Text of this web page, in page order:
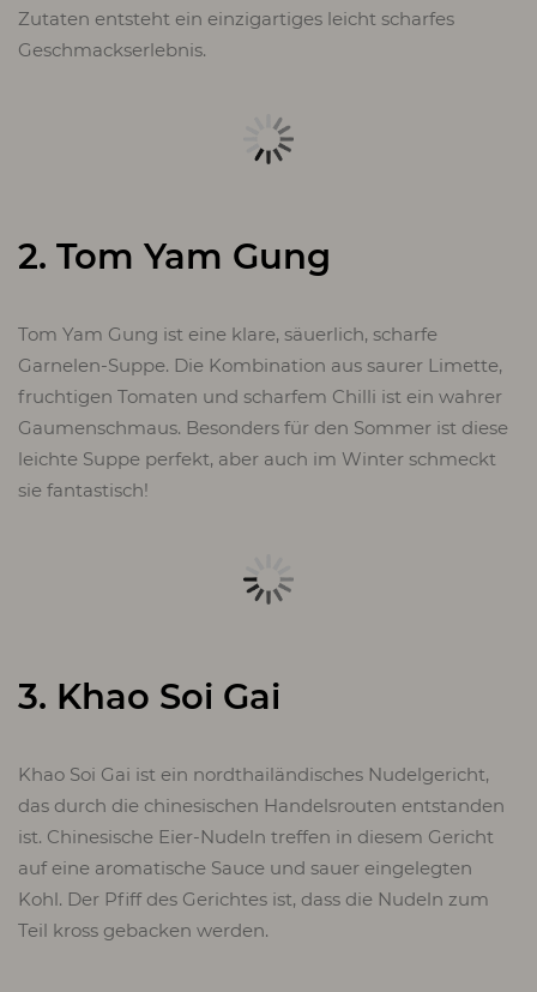
Zutaten entsteht ein einzigartiges leicht scharfes
Geschmackserlebnis.
2. Tom Yam Gung
Tom Yam Gung ist eine klare, säuerlich, scharfe
Garnelen-Suppe. Die Kombination aus saurer Limette,
fruchtigen Tomaten und scharfem Chilli ist ein wahrer
Gaumenschmaus. Besonders für den Sommer ist diese
leichte Suppe perfekt, aber auch im Winter schmeckt
sie fantastisch!
3. Khao Soi Gai
Khao Soi Gai ist ein nordthailändisches Nudelgericht,
das durch die chinesischen Handelsrouten entstanden
ist. Chinesische Eier-Nudeln treffen in diesem Gericht
auf eine aromatische Sauce und sauer eingelegten
Kohl. Der Pfiff des Gerichtes ist, dass die Nudeln zum
Teil kross gebacken werden.